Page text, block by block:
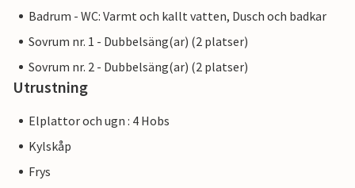
Badrum - WC: Varmt och kallt vatten, Dusch och badkar
Sovrum nr. 1 - Dubbelsäng(ar) (2 platser)
Sovrum nr. 2 - Dubbelsäng(ar) (2 platser)
Utrustning
Elplattor och ugn : 4 Hobs
Kylskåp
Frys